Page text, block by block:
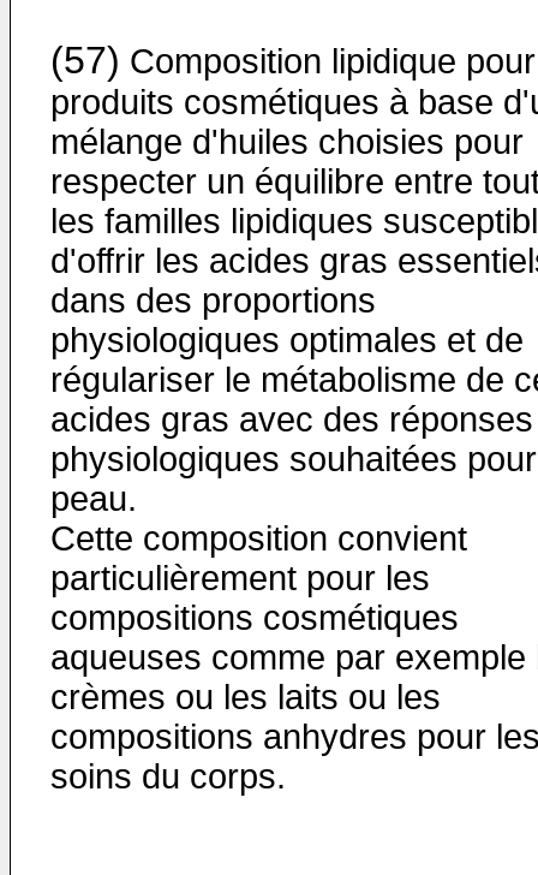
(57) Composition lipidique pour
produits cosmétiques à base
mélange d'huiles choisies pour
respecter un équilibre entre
les familles lipidiques
d'offrir les acides gras
dans des proportions
physiologiques optimales et de
régulariser le métabolisme de
acides gras avec des réponses
physiologiques souhaitées
peau.
Cette composition convient
particulièrement pour les
compositions cosmétiques
aqueuses comme par exemple
crèmes ou les laits ou les
compositions anhydres pour
soins du corps.